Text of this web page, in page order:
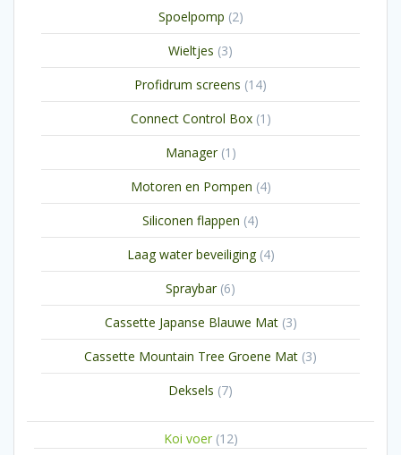
Spoelpomp 22
producten
Wieltjes 33
producten
Profidrum screens 1414
producten
Connect Control Box 1 1
product
Manager 1 1
product
Motoren en Pompen 44
producten
Siliconen flappen 44
producten
Laag water beveiliging 44
producten
Spraybar 66
producten
Cassette Japanse Blauwe Mat 33
producten
Cassette Mountain Tree Groene Mat 33
producten
Deksels 77
Koi voer 1212